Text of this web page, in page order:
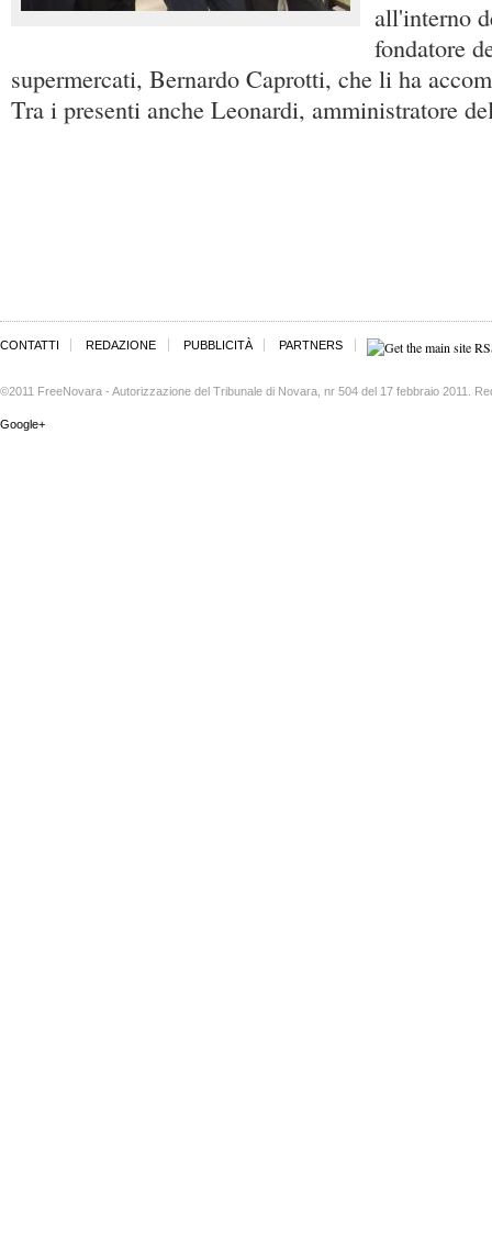
all'interno
fondatore
supermercati, Bernardo Caprotti, che li ha
Tra i presenti anche Leonardi, amministratore
CONTATTI REDAZIONE PUBBLICITÀ PARTNERS
©2011 FreeNovara - Autorizzazione del Tribunale di Novara, nr 504 del 17 febbraio 2011.
Google+